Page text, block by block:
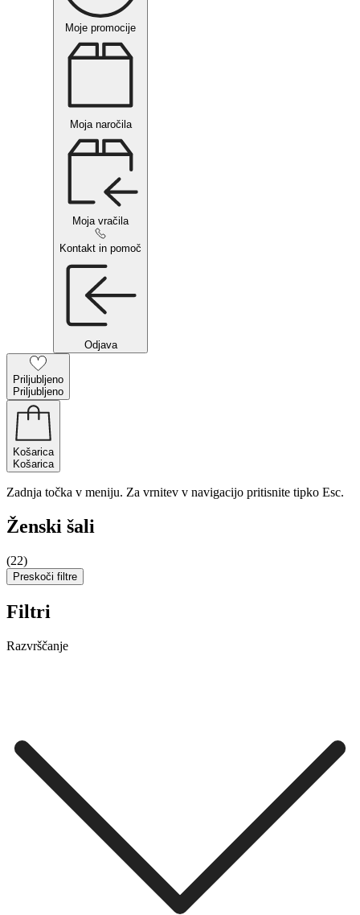
Moje promocije
Moja naročila
Moja vračila
Kontakt in pomoč
Odjava
Priljubljeno
Priljubljeno
Košarica
Košarica
Zadnja točka v meniju. Za vrnitev v navigacijo pritisnite tipko Esc.
Ženski šali
(22)
Preskoči filtre
Filtri
Razvrščanje